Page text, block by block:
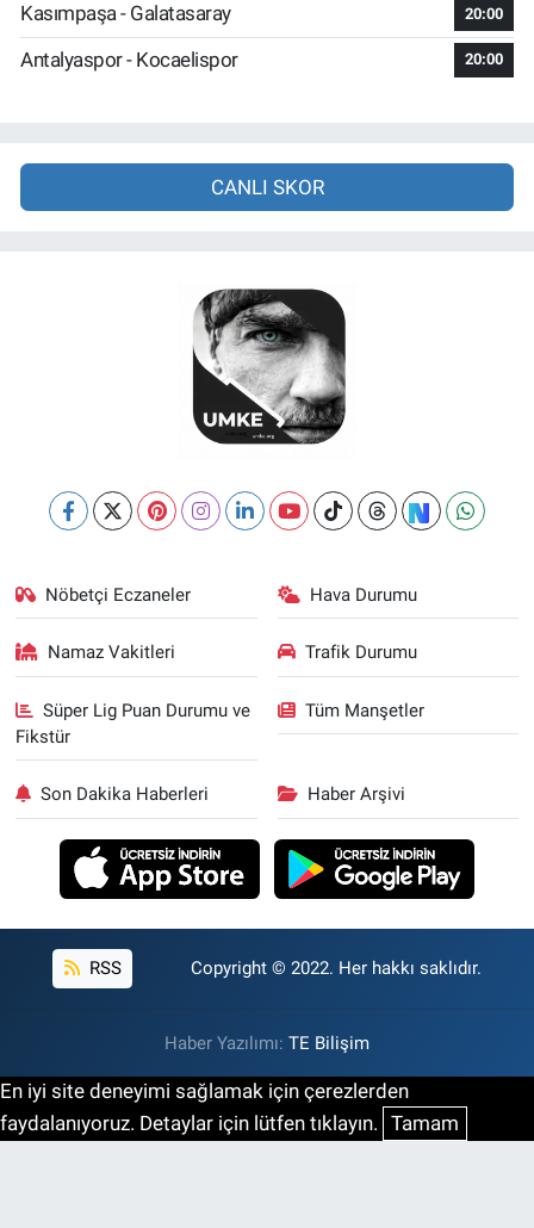
Kasımpaşa - Galatasaray 20:00
Antalyaspor - Kocaelispor 20:00
CANLI SKOR
Nöbetçi Eczaneler Hava Durumu
Namaz Vakitleri Trafik Durumu
Süper Lig Puan Durumu ve
Fikstür
Tüm Manşetler
Son Dakika Haberleri Haber Arşivi
RSS Copyright © 2022. Her hakkı saklıdır.
Haber Yazılımı: TE Bilişim
En iyi site deneyimi sağlamak için çerezlerden
faydalanıyoruz. Detaylar için lütfen tıklayın. Tamam